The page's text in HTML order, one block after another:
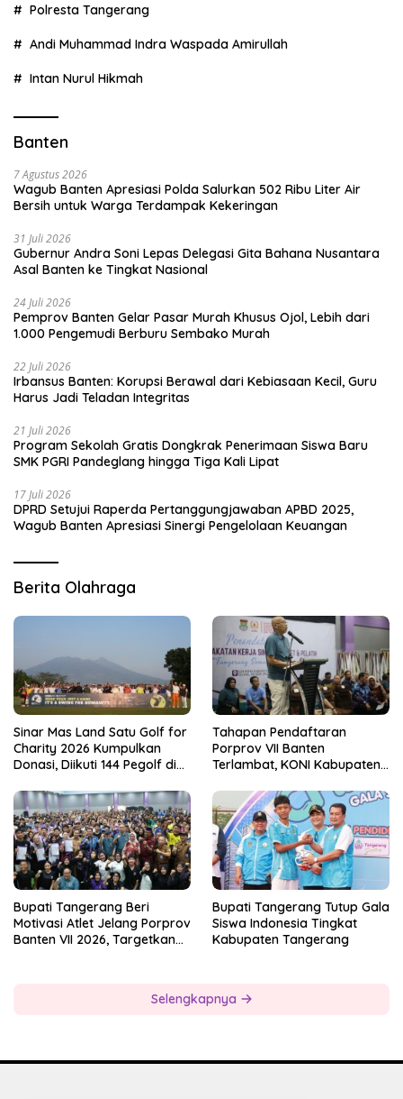
Polresta Tangerang
Andi Muhammad Indra Waspada Amirullah
Intan Nurul Hikmah
Banten
7 Agustus 2026
Wagub Banten Apresiasi Polda Salurkan 502 Ribu Liter Air
Bersih untuk Warga Terdampak Kekeringan
31 Juli 2026
Gubernur Andra Soni Lepas Delegasi Gita Bahana Nusantara
Asal Banten ke Tingkat Nasional
24 Juli 2026
Pemprov Banten Gelar Pasar Murah Khusus Ojol, Lebih dari
1.000 Pengemudi Berburu Sembako Murah
22 Juli 2026
Irbansus Banten: Korupsi Berawal dari Kebiasaan Kecil, Guru
Harus Jadi Teladan Integritas
21 Juli 2026
Program Sekolah Gratis Dongkrak Penerimaan Siswa Baru
SMK PGRI Pandeglang hingga Tiga Kali Lipat
17 Juli 2026
DPRD Setujui Raperda Pertanggungjawaban APBD 2025,
Wagub Banten Apresiasi Sinergi Pengelolaan Keuangan
Berita Olahraga
Sinar Mas Land Satu Golf for
Charity 2026 Kumpulkan
Donasi, Diikuti 144 Pegolf di
Tahapan Pendaftaran
Porprov VII Banten
Terlambat, KONI Kabupaten
Kesiapan Panitia
Bupati Tangerang Beri
Motivasi Atlet Jelang Porprov
Banten VII 2026, Targetkan
Bupati Tangerang Tutup Gala
Siswa Indonesia Tingkat
Kabupaten Tangerang
Selengkapnya